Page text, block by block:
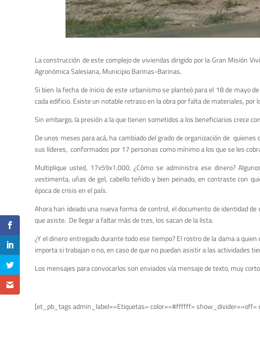
La construcción de este complejo de viviendas dirigido por la Gran Misión
Agronómica Salesiana, Municipio Barinas-Barinas.
Si bien la fecha de inicio de este urbanismo se planteó para el 18 de mayo
cada edificio. Existe un notable retraso en la obra por falta de materiales, por
Sin embargo, la presión a la que tienen sometidos a los beneficiarios crece
De unos meses para acá, ha cambiado del grado de organización de
sus líderes, conformados por 17 personas como mínimo a los que se les
Multiplique usted, 17x59x1.000. ¿Cómo se administra ese dinero?
vestimenta, uñas de gel, cabello teñido y bien peinado, en contraste con
época de crisis en el país.
Ahora han ideado una nueva forma de control, el documento de identidad
que asiste. De llegar a faltar más de tres, los sacan de la lista.
¿Y el dinero entregado durante todo ese tiempo? El rostro de la dama a
importa si trabajan o no, en caso de que no puedan asistir a las actividades
Los mensajes para convocarlos son enviados vía mensaje de texto, muy
[et_pb_tags admin_label=»Etiquetas» color=»#ffffff»